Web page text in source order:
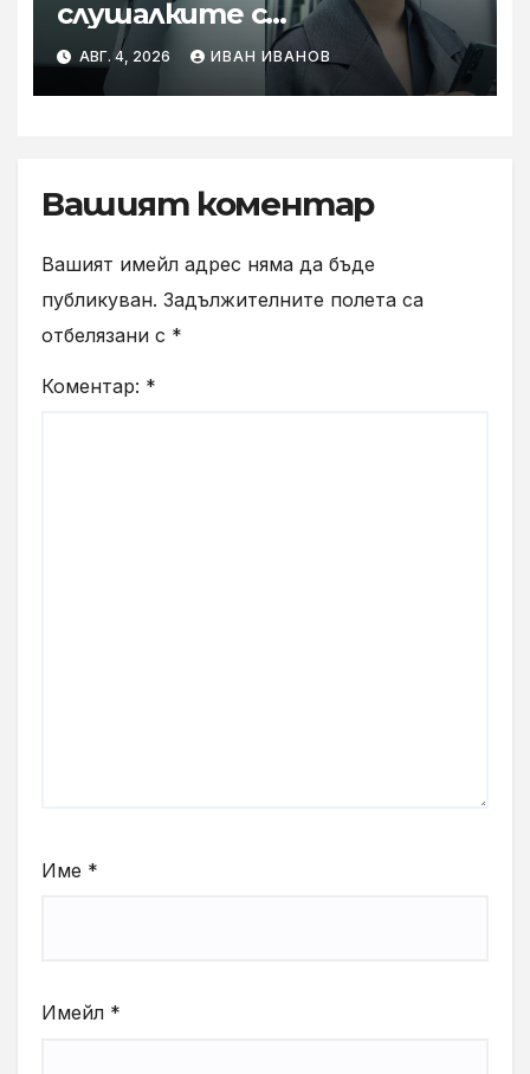
слушалките с
шумопотискане WH-
1000XM6 в нов цвят „Olive
Gray“
АВГ. 4, 2026 ИВАН ИВАНОВ
Вашият коментар
Вашият имейл адрес няма да бъде
публикуван. Задължителните полета са
отбелязани с *
Коментар: *
Име *
Имейл *